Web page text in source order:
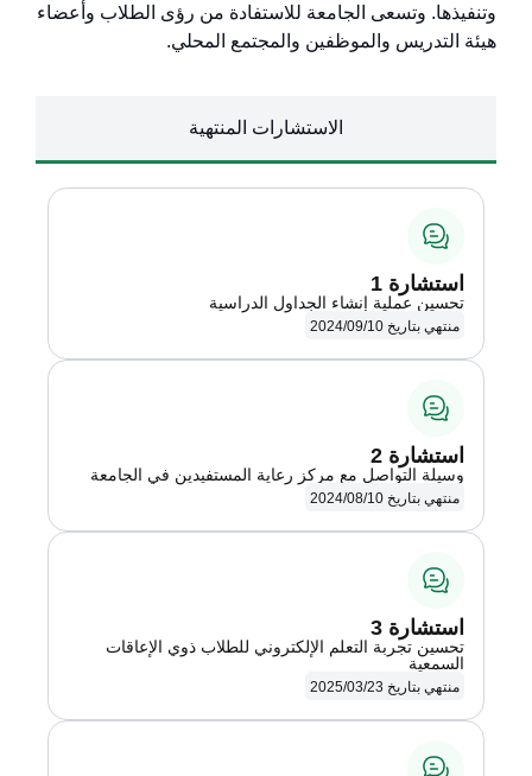
وتنفيذها. وتسعى الجامعة للاستفادة من رؤى الطلاب وأعضاء
هيئة التدريس والموظفين والمجتمع المحلي.
الاستشارات المنتهية
عرض التفاصيل
استشارة 1
تحسين عملية إنشاء الجداول الدراسية
منتهي بتاريخ 2024/09/10
عرض التفاصيل
استشارة 2
وسيلة التواصل مع مركز رعاية المستفيدين في الجامعة
منتهي بتاريخ 2024/08/10
عرض التفاصيل
استشارة 3
تحسين تجربة التعلم الإلكتروني للطلاب ذوي الإعاقات
السمعية
منتهي بتاريخ 2025/03/23
عرض التفاصيل